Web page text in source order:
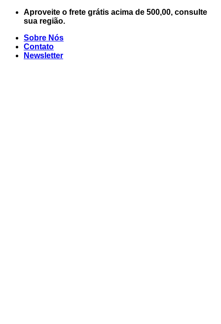
Skip
Aproveite o frete grátis acima de 500,00, consulte
sua região.
Sobre Nós
Contato
Newsletter